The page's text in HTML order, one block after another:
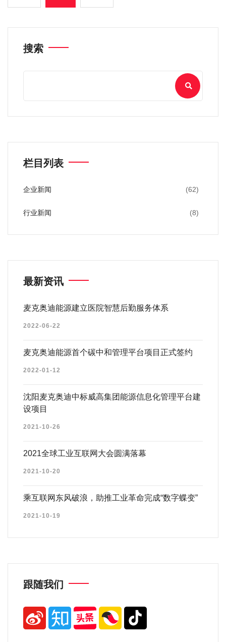
搜索
栏目列表
企业新闻 (62)
行业新闻 (8)
最新资讯
麦克奥迪能源建立医院智慧后勤服务体系
2022-06-22
麦克奥迪能源首个碳中和管理平台项目正式签约
2022-01-12
沈阳麦克奥迪中标威高集团能源信息化管理平台建
设项目
2021-10-26
2021全球工业互联网大会圆满落幕
2021-10-20
乘互联网东风破浪，助推工业革命完成“数字蝶变”
2021-10-19
跟随我们